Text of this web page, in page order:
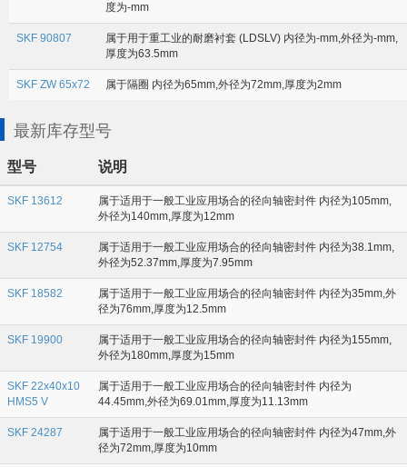
度为-mm
SKF 90807
属于用于重工业的耐磨衬套 (LDSLV) 内径为-mm,外径为-mm,
厚度为63.5mm
SKF ZW 65x72 属于隔圈 内径为65mm,外径为72mm,厚度为2mm
最新库存型号
型号 说明
SKF 13612
属于适用于一般工业应用场合的径向轴密封件 内径为105mm,
外径为140mm,厚度为12mm
SKF 12754
属于适用于一般工业应用场合的径向轴密封件 内径为38.1mm,
外径为52.37mm,厚度为7.95mm
SKF 18582
属于适用于一般工业应用场合的径向轴密封件 内径为35mm,外
径为76mm,厚度为12.5mm
SKF 19900
属于适用于一般工业应用场合的径向轴密封件 内径为155mm,
外径为180mm,厚度为15mm
SKF 22x40x10
HMS5 V
属于适用于一般工业应用场合的径向轴密封件 内径为
44.45mm,外径为69.01mm,厚度为11.13mm
SKF 24287
属于适用于一般工业应用场合的径向轴密封件 内径为47mm,外
径为72mm,厚度为10mm